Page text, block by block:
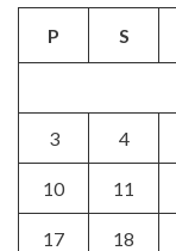
P S
3 4
10 11
17 18